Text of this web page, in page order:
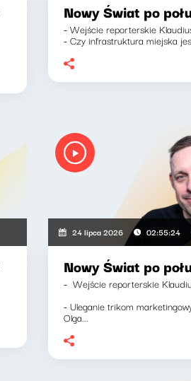
Nowy Świat po
- Wejście reporterskie
- Czy infrastruktura miejska
24 lipca 2026 02:55:24
Nowy Świat po
- Wejście reporterskie
- Uleganie trikom
Olga...